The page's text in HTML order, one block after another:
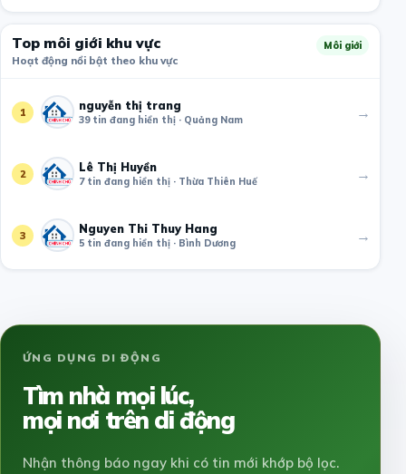
Top môi giới khu vực
Hoạt động nổi bật theo khu vực
Môi giới
1 nguyễn thị trang
39 tin đang hiển thị · Quảng Nam →
2 Lê Thị Huyền
7 tin đang hiển thị · Thừa Thiên Huế →
3 Nguyen Thi Thuy Hang
5 tin đang hiển thị · Bình Dương →
ỨNG DỤNG DI ĐỘNG
Tìm nhà mọi lúc,
mọi nơi trên di động
Nhận thông báo ngay khi có tin mới khớp bộ lọc.